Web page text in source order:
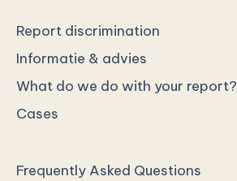
Report discrimination
Informatie & advies
What do we do with your report?
Cases
Frequently Asked Questions